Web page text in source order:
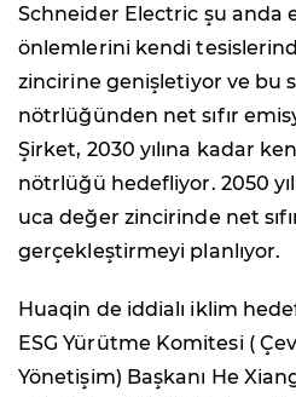
Schneider Electric şu anda
önlemlerini kendi
zincirine genişletiyor ve bu
nötrlüğünden net sıfır
Şirket, 2030 yılına kadar
nötrlüğü hedefliyor. 2050
uca değer zincirinde net
gerçekleştirmeyi planlıyor.
Huaqin de iddialı iklim
ESG Yürütme Komitesi (
Yönetişim) Başkanı He